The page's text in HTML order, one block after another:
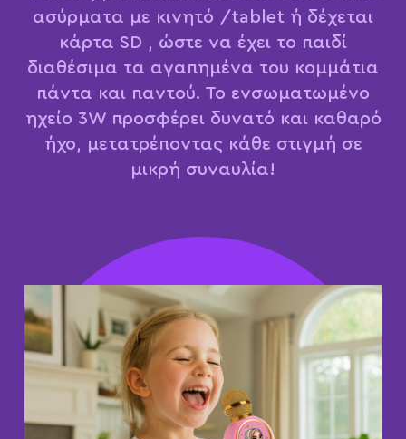
ασύρματα με κινητό /tablet ή δέχεται
κάρτα SD , ώστε να έχει το παιδί
διαθέσιμα τα αγαπημένα του κομμάτια
πάντα και παντού. Το ενσωματωμένο
ηχείο 3W προσφέρει δυνατό και καθαρό
ήχο, μετατρέποντας κάθε στιγμή σε
μικρή συναυλία!